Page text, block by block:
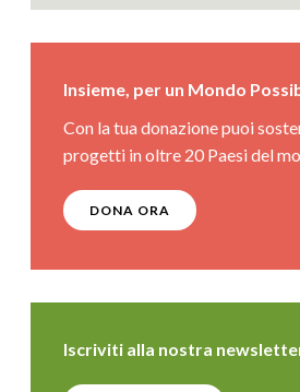
Insieme, per un Mondo
Con la tua donazione puoi
progetti in oltre 20 Paesi del
DONA ORA
Iscriviti alla nostra